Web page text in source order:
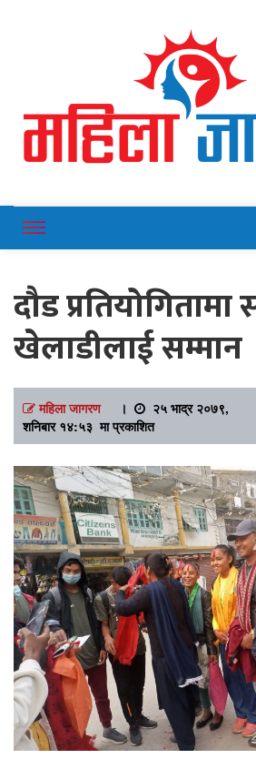
दौड
खेलाडीलाई सम्मान
महिला जागरण।
२५ भाद्र २०७९,
शनिबार १४:५३ मा प्रकाशित